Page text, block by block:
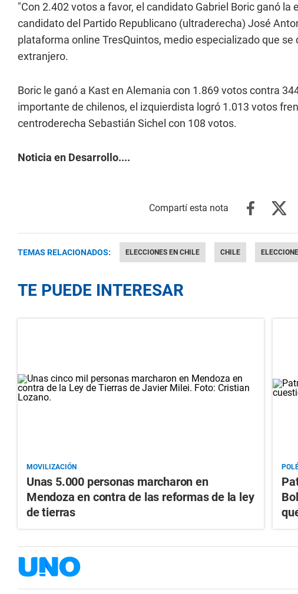
"Con 2.402 votos a favor, el candidato Gabriel Boric ganó la
candidato del Partido Republicano (ultraderecha) José
plataforma online TresQuintos, medio especializado que se
extranjero.
Boric le ganó a Kast en Alemania con 1.869 votos contra
importante de chilenos, el izquierdista logró 1.013 votos
centroderecha Sebastián Sichel con 108 votos.
Noticia en Desarrollo....
TEMAS RELACIONADOS: ELECCIONES EN CHILE CHILE
TE PUEDE INTERESAR
MOVILIZACIÓN
Unas 5.000 personas marcharon en
Mendoza en contra de las reformas de la ley
de tierras